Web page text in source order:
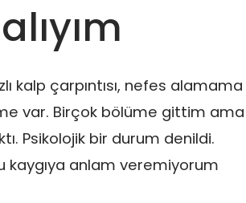
kalp çarpıntısı, nefes alamama
var. Birçok bölüme gittim ama
Psikolojik bir durum denildi.
kaygıya anlam veremiyorum